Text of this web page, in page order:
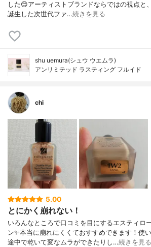
した😊アーティストブランドならではの視点と
誕生した次世代ファ…続きを見る
shu uemura(シュウ ウエムラ)
アンリミテッド ラスティング フルイド
chi
5.00
とにかく崩れない！
いろんなところで口コミを目にするエスティロ
ン✨本当に崩れにくくておすすめできます！使
途中で乾いて変なムラができたりし…続きを見る